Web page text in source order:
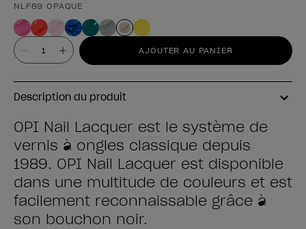
NLF89 OPAQUE
Valeur AJOUTER AU PANIER
Description du produit
OPI Nail Lacquer est le système de
vernis à ongles classique depuis
1989. OPI Nail Lacquer est disponible
dans une multitude de couleurs et est
facilement reconnaissable grâce à
son bouchon noir.